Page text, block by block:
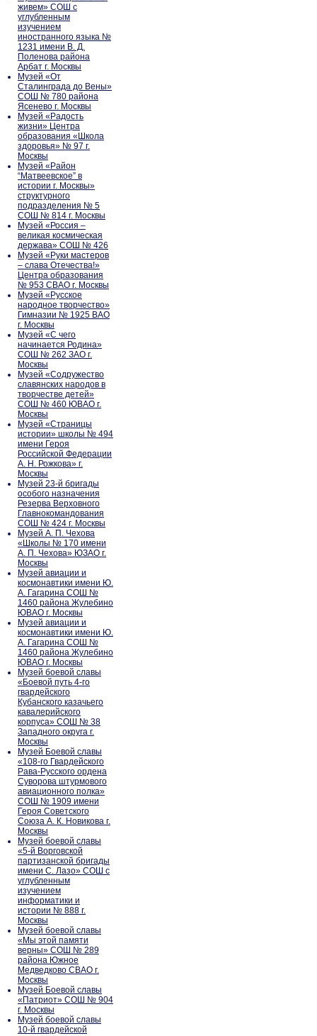
живем» СОШ с
углубленным
изучением
иностранного языка №
1231 имени В. Д.
Поленова района
Арбат г. Москвы
Музей «От
Сталинграда до Вены»
СОШ № 780 района
Ясенево г. Москвы
Музей «Радость
жизни» Центра
образования «Школа
здоровья» № 97 г.
Москвы
Музей «Район
“Матвеевское” в
истории г. Москвы»
структурного
подразделения № 5
СОШ № 814 г. Москвы
Музей «Россия –
великая космическая
держава» СОШ № 426
Музей «Руки мастеров
– слава Отечества!»
Центра образования
№ 953 СВАО г. Москвы
Музей «Русское
народное творчество»
Гимназии № 1925 ВАО
г. Москвы
Музей «С чего
начинается Родина»
СОШ № 262 ЗАО г.
Москвы
Музей «Содружество
славянских народов в
творчестве детей»
СОШ № 460 ЮВАО г.
Москвы
Музей «Страницы
истории» школы № 494
имени Героя
Российской Федерации
А. Н. Рожкова» г.
Москвы
Музей 23-й бригады
особого назначения
Резерва Верховного
Главнокомандования
СОШ № 424 г. Москвы
Музей А. П. Чехова
«Школы № 170 имени
А. П. Чехова» ЮЗАО г.
Москвы
Музей авиации и
космонавтики имени Ю.
А. Гагарина СОШ №
1460 района Жулебино
ЮВАО г. Москвы
Музей авиации и
космонавтики имени Ю.
А. Гагарина СОШ №
1460 района Жулебино
ЮВАО г. Москвы
Музей боевой славы
«Боевой путь 4-го
гвардейского
Кубанского казачьего
кавалерийского
корпуса» СОШ № 38
Западного округа г.
Москвы
Музей Боевой славы
«108-го Гвардейского
Рава-Русского ордена
Суворова штурмового
авиационного полка»
СОШ № 1909 имени
Героя Советского
Союза А. К. Новикова г.
Москвы
Музей боевой славы
«5-й Ворговской
партизанской бригады
имени С. Лазо» СОШ с
углубленным
изучением
информатики и
истории № 888 г.
Москвы
Музей боевой славы
«Мы этой памяти
верны» СОШ № 289
района Южное
Медведково СВАО г.
Москвы
Музей Боевой славы
«Патриот» СОШ № 904
г. Москвы
Музей боевой славы
10-й гвардейской